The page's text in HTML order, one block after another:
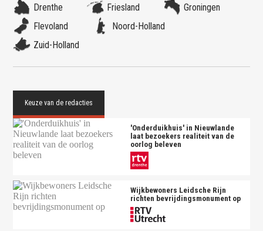
Drenthe
Friesland
Groningen
Flevoland
Noord-Holland
Zuid-Holland
'Onderduikhuis' in Nieuwlande
laat bezoekers realiteit van de
oorlog beleven
Wijkbewoners Leidsche Rijn
richten bevrijdingsmonument op